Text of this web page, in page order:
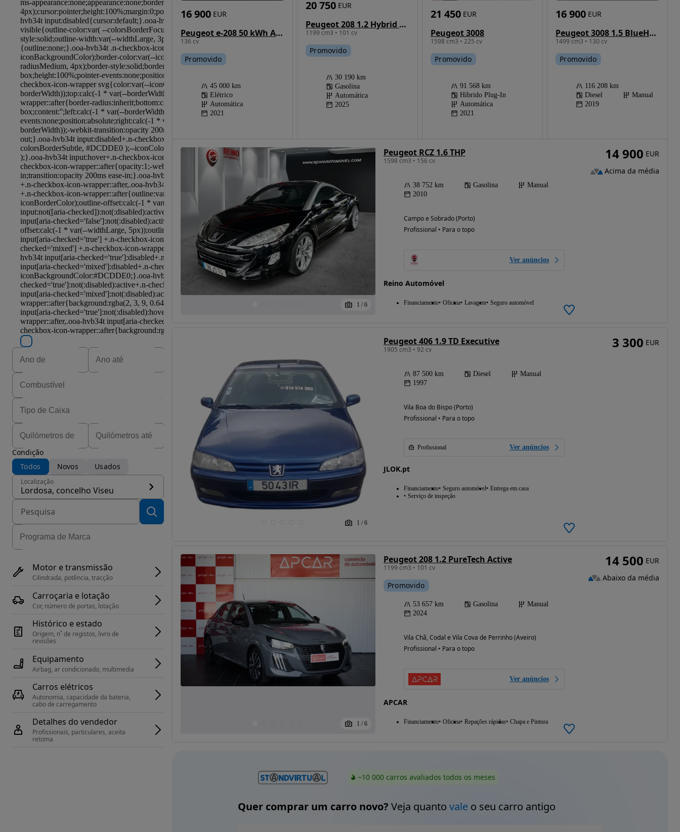
Condição
Todos
Novos Usados
Localização
Lordosa, concelho Viseu
Motor e transmissão
Cilindrada, potência, tracção
Carroçaria e lotação
Cor, número de portas, lotação
Histórico e estado
Origem, n˚ de registos, livro de
revisões
Equipamento
Airbag, ar condicionado, multimedia
Carros elétricos
Autonomia, capacidade da bateria,
cabo de carregamento
Detalhes do vendedor
Profissionais, particulares, aceita
retoma
Peugeot e-208 50 kWh Active Pack
136 cv
16 900 EUR
Promovido
45 000 km
Elétrico
Automática
2021
Peugeot 208 1.2 Hybrid Allure e-DCS6
1199 cm3 • 101 cv
20 750 EUR
Promovido
30 190 km
Gasolina
Automática
2025
Peugeot 3008
1598 cm3 • 225 cv
21 450 EUR
Promovido
91 568 km
Híbrido Plug-In
Automática
2021
Peugeot 3008 1.5 BlueHDi Active
1499 cm3 • 130 cv
16 900 EUR
Promovido
116 208 km
Diesel
Manual
2019
1 / 6
Peugeot RCZ 1.6 THP
1598 cm3 • 156 cv
38 752 km Gasolina
Manual
2010
Campo e Sobrado (Porto)
Profissional • Para o topo
Ver anúncios
Reino Automóvel
Financiamento Oficina Lavagem Seguro automóvel
14 900 EUR
Acima da média
1 / 6
Peugeot 406 1.9 TD Executive
1905 cm3 • 92 cv
87 500 km Diesel
Manual
1997
Vila Boa do Bispo (Porto)
Profissional • Para o topo
Profissional Ver anúncios
JLOK.pt
Financiamento Seguro automóvel Entrega em casa
Serviço de inspeção
3 300 EUR
1 / 6
Peugeot 208 1.2 PureTech Active
1199 cm3 • 101 cv
Promovido
53 657 km Gasolina
Manual
2024
Vila Chã, Codal e Vila Cova de Perrinho (Aveiro)
Profissional • Para o topo
Ver anúncios
APCAR
Financiamento Oficina Repações rápidas Chapa e Pintura
14 500 EUR
Abaixo da média
~10 000 carros avaliados todos os meses
Quer comprar um carro novo? Veja quanto valeo seu carro antigo